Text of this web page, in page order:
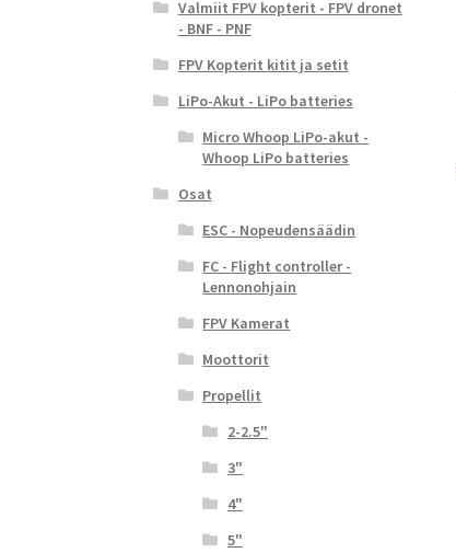
Valmiit FPV kopterit - FPV dronet
- BNF - PNF
FPV Kopterit kitit ja setit
LiPo-Akut - LiPo batteries
Micro Whoop LiPo-akut -
Whoop LiPo batteries
Osat
ESC - Nopeudensäädin
FC - Flight controller -
Lennonohjain
FPV Kamerat
Moottorit
Propellit
2-2.5"
3"
4"
5"